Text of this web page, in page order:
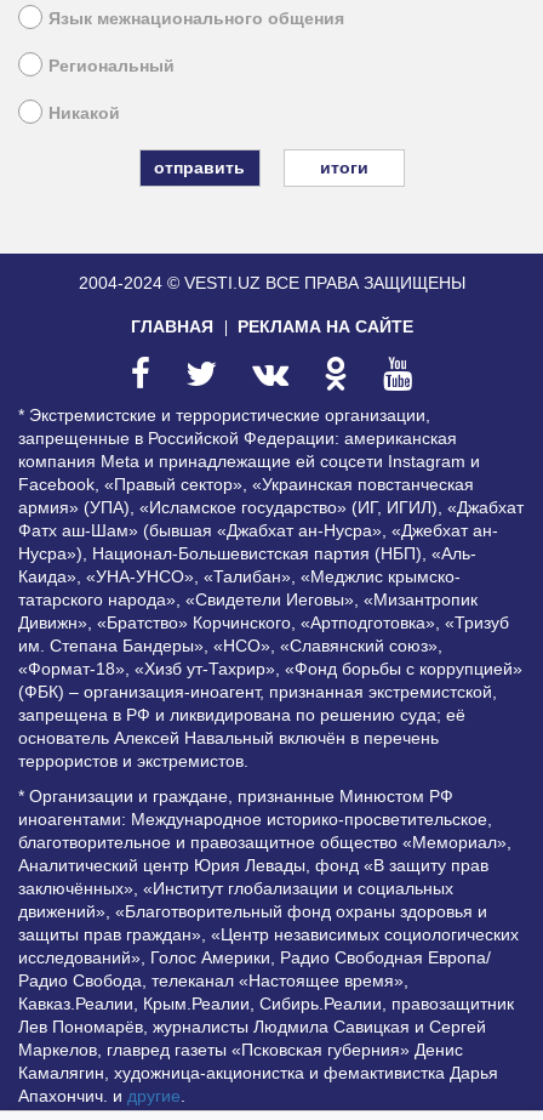
Язык межнационального общения
Региональный
Никакой
итоги
2004-2024 © VESTI.UZ ВСЕ ПРАВА ЗАЩИЩЕНЫ
ГЛАВНАЯ РЕКЛАМА НА САЙТЕ
* Экстремистские и террористические организации,
запрещенные в Российской Федерации: американская
компания Meta и принадлежащие ей соцсети Instagram и
Facebook, «Правый сектор», «Украинская повстанческая
армия» (УПА), «Исламское государство» (ИГ, ИГИЛ), «Джабхат
Фатх аш-Шам» (бывшая «Джабхат ан-Нусра», «Джебхат ан-
Нусра»), Национал-Большевистская партия (НБП), «Аль-
Каида», «УНА-УНСО», «Талибан», «Меджлис крымско-
татарского народа», «Свидетели Иеговы», «Мизантропик
Дивижн», «Братство» Корчинского, «Артподготовка», «Тризуб
им. Степана Бандеры», «НСО», «Славянский союз»,
«Формат-18», «Хизб ут-Тахрир», «Фонд борьбы с коррупцией»
(ФБК) – организация-иноагент, признанная экстремистской,
запрещена в РФ и ликвидирована по решению суда; её
основатель Алексей Навальный включён в перечень
террористов и экстремистов.
* Организации и граждане, признанные Минюстом РФ
иноагентами: Международное историко-просветительское,
благотворительное и правозащитное общество «Мемориал»,
Аналитический центр Юрия Левады, фонд «В защиту прав
заключённых», «Институт глобализации и социальных
движений», «Благотворительный фонд охраны здоровья и
защиты прав граждан», «Центр независимых социологических
исследований», Голос Америки, Радио Свободная Европа/
Радио Свобода, телеканал «Настоящее время»,
Кавказ.Реалии, Крым.Реалии, Сибирь.Реалии, правозащитник
Лев Пономарёв, журналисты Людмила Савицкая и Сергей
Маркелов, главред газеты «Псковская губерния» Денис
Камалягин, художница-акционистка и фемактивистка Дарья
Апахончич. и другие